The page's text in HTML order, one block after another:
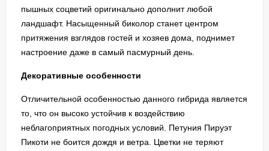
пышных соцветий оригинально дополнит любой
ландшафт. Насыщенный биколор станет центром
притяжения взглядов гостей и хозяев дома, поднимет
настроение даже в самый пасмурный день.
Декоративные особенности
Отличительной особенностью данного гибрида является
то, что он высоко устойчив к воздействию
неблагоприятных погодных условий. Петуния Пируэт
Пикоти не боится дождя и ветра. Цветки не теряют